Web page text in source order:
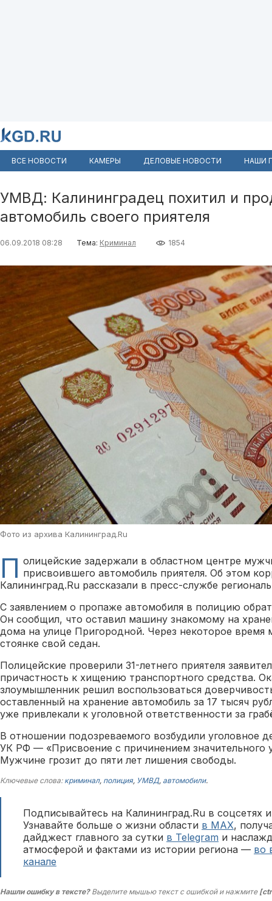
ВСЕ НОВОСТИ КАМЕРЫ ДЕЛОВЫЕ НОВОСТИ НАШИ
УМВД: Калининградец похитил и
автомобиль своего приятеля
06.09.2018 08:28 Тема: Криминал 1854
Фото из архива Калининград.Ru
П олицейские задержали в областном центре
присвоившего автомобиль приятеля. Об этом
Калининград.Ru рассказали в пресс-службе
С заявлением о пропаже автомобиля в полицию
Он сообщил, что оставил машину знакомому на
дома на улице Пригородной. Через некоторое время
стоянке свой седан.
Полицейские проверили 31-летнего приятеля
причастность к хищению транспортного средства.
злоумышленник решил воспользоваться
оставленный на хранение автомобиль за 17 тысяч
уже привлекали к уголовной ответственности за
В отношении подозреваемого возбудили уголовное
УК РФ — «Присвоение с причинением значительного
Мужчине грозит до пяти лет лишения свободы.
Ключевые слова: криминал, полиция, УМВД, автомобили.
Подписывайтесь на Калининград.Ru в соцсетях
Узнавайте больше о жизни области в MAX,
дайджест главного за сутки в Telegram и
атмосферой и фактами из истории региона — во
канале
Нашли ошибку в тексте?Выделите мышью текст с ошибкой и нажмите